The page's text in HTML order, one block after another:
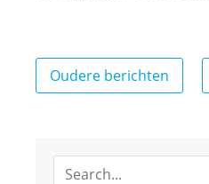
Oudere berichten